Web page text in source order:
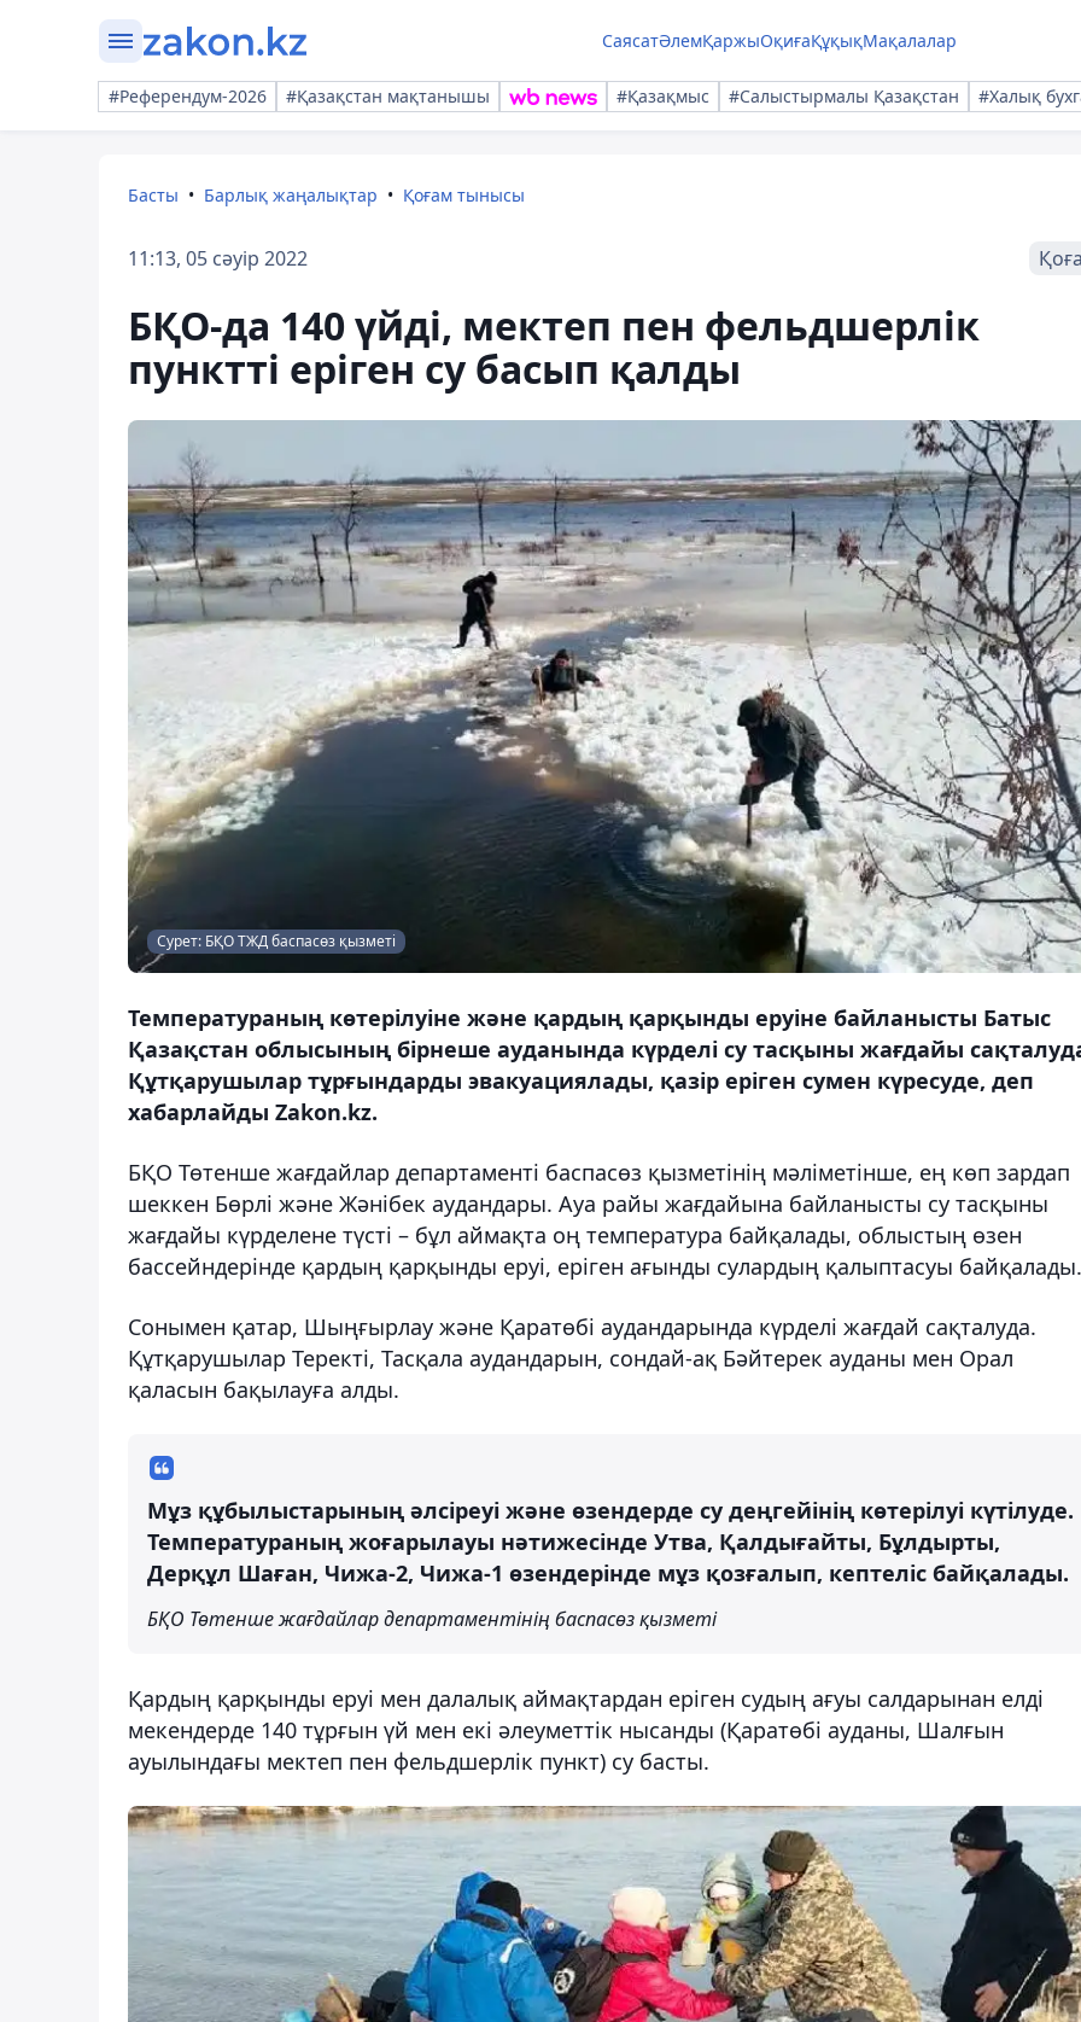
СаясатӘлемҚаржыОқиғаҚұқықМақалалар
#Референдум-2026 #Қазақстан мақтанышы #Қазақмыс #Салыстырмалы Қазақстан #Халық
Басты Барлық жаңалықтар Қоғам тынысы
11:13, 05 сәуір 2022
БҚО-да 140 үйді, мектеп пен фельдшерлік
пунктті еріген су басып қалды
Сурет: БҚО ТЖД баспасөз қызметі
Температураның көтерілуіне және қардың қарқынды еруіне байланысты Батыс
Қазақстан облысының бірнеше ауданында күрделі су тасқыны жағдайы
Құтқарушылар тұрғындарды эвакуациялады, қазір еріген сумен күресуде, деп
хабарлайды Zakon.kz.
БҚО Төтенше жағдайлар департаменті баспасөз қызметінің мәліметінше, ең көп зардап
шеккен Бөрлі және Жәнібек аудандары. Ауа райы жағдайына байланысты су тасқыны
жағдайы күрделене түсті – бұл аймақта оң температура байқалады, облыстың өзен
бассейндерінде қардың қарқынды еруі, еріген ағынды сулардың қалыптасуы байқалады.
Сонымен қатар, Шыңғырлау және Қаратөбі аудандарында күрделі жағдай сақталуда.
Құтқарушылар Теректі, Тасқала аудандарын, сондай-ақ Бәйтерек ауданы мен Орал
қаласын бақылауға алды.
Мұз құбылыстарының әлсіреуі және өзендерде су деңгейінің көтерілуі күтілуде.
Температураның жоғарылауы нәтижесінде Утва, Қалдығайты, Бұлдырты,
Дерқұл Шаған, Чижа-2, Чижа-1 өзендерінде мұз қозғалып, кептеліс байқалады.
БҚО Төтенше жағдайлар департаментінің баспасөз қызметі
Қардың қарқынды еруі мен далалық аймақтардан еріген судың ағуы салдарынан елді
мекендерде 140 тұрғын үй мен екі әлеуметтік нысанды (Қаратөбі ауданы, Шалғын
ауылындағы мектеп пен фельдшерлік пункт) су басты.